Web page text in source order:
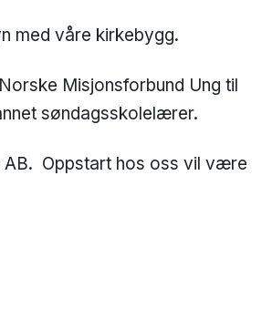
med våre kirkebygg.
Misjonsforbund Ung til
søndagsskolelærer.
AB. Oppstart hos oss vil være